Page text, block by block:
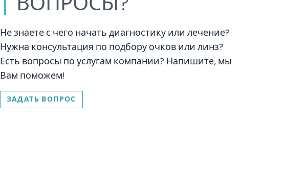
Не знаете с чего начать диагностику или лечение?
Нужна консультация по подбору очков или линз?
Есть вопросы по услугам компании? Напишите, мы
Вам поможем!
ЗАДАТЬ ВОПРОС